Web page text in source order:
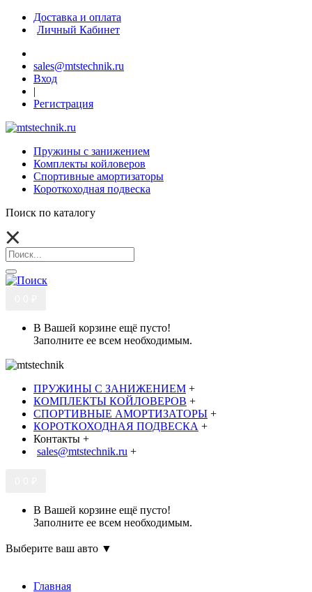
Доставка и оплата
Личный Кабинет
sales@mtstechnik.ru
Вход
|
Регистрация
Пружины с занижением
Комплекты койловеров
Спортивные амортизаторы
Короткоходная подвеска
Поиск по каталогу
В Вашей корзине ещё пусто!
Заполните ее всем необходимым.
ПРУЖИНЫ С ЗАНИЖЕНИЕМ +
КОМПЛЕКТЫ КОЙЛОВЕРОВ +
СПОРТИВНЫЕ АМОРТИЗАТОРЫ +
КОРОТКОХОДНАЯ ПОДВЕСКА +
Контакты +
sales@mtstechnik.ru +
В Вашей корзине ещё пусто!
Заполните ее всем необходимым.
Выберите ваш авто ▼
Главная